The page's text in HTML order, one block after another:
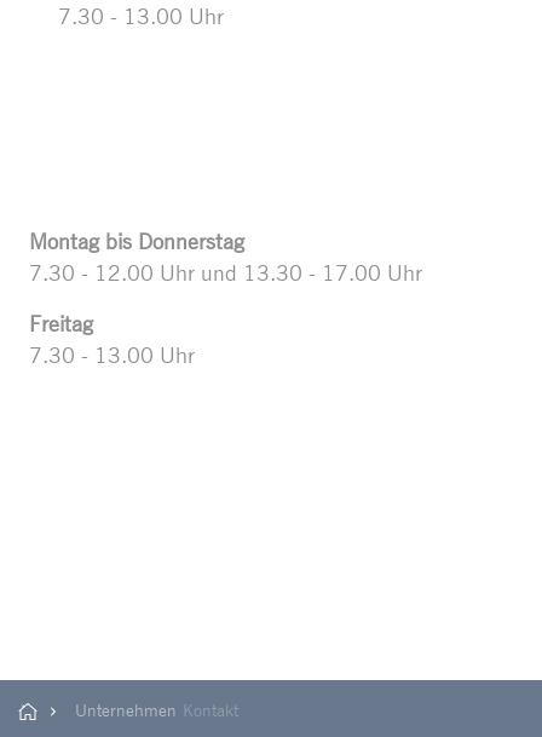
7.30 - 13.00 Uhr
Montag bis Donnerstag
7.30 - 12.00 Uhr und 13.30 - 17.00 Uhr
Freitag
7.30 - 13.00 Uhr
Unternehmen Kontakt